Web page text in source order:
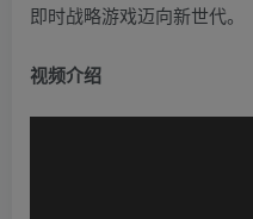
即时战略游戏迈向新世代。
视频介绍